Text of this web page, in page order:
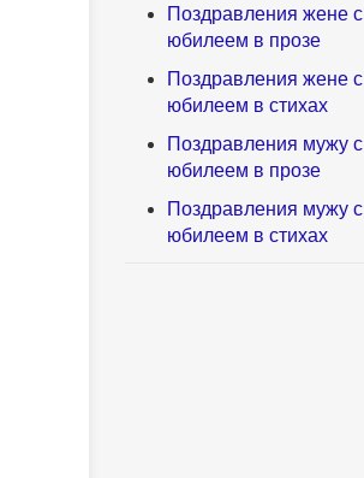
Поздравления жене с
юбилеем в прозе
Поздравления жене с
юбилеем в стихах
Поздравления мужу с
юбилеем в прозе
Поздравления мужу с
юбилеем в стихах